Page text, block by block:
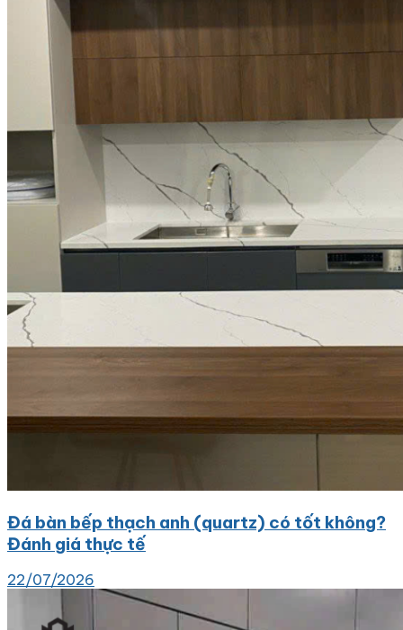
Đá bàn bếp thạch anh (quartz) có tốt không?
Đánh giá thực tế
22/07/2026